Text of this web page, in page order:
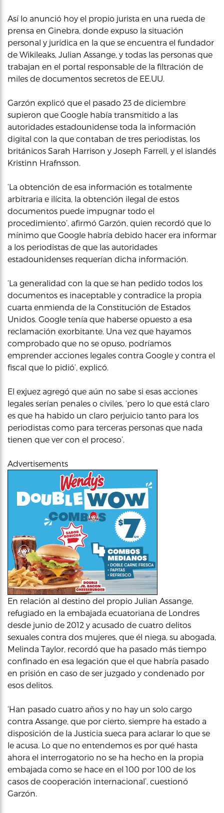
Así lo anunció hoy el propio jurista en una rueda de
prensa en Ginebra, donde expuso la situación
personal y jurídica en la que se encuentra el fundador
de Wikileaks, Julian Assange, y todas las personas que
trabajan en el portal responsable de la filtración de
miles de documentos secretos de EE.UU.
Garzón explicó que el pasado 23 de diciembre
supieron que Google había transmitido a las
autoridades estadounidense toda la información
digital con la que contaban de tres periodistas, los
británicos Sarah Harrison y Joseph Farrell, y el islandés
Kristinn Hrafnsson.
‘La obtención de esa información es totalmente
arbitraria e ilícita, la obtención ilegal de estos
documentos puede impugnar todo el
procedimiento’, afirmó Garzón, quien recordó que lo
mínimo que Google habría debido hacer era informar
a los periodistas de que las autoridades
estadounidenses requerían dicha información.
‘La generalidad con la que se han pedido todos los
documentos es inaceptable y contradice la propia
cuarta enmienda de la Constitución de Estados
Unidos. Google tenía que haberse opuesto a esa
reclamación exorbitante. Una vez que hayamos
comprobado que no se opuso, podríamos
emprender acciones legales contra Google y contra el
fiscal que lo pidió’, explicó.
El exjuez agregó que aún no sabe si esas acciones
legales serían penales o civiles, ‘pero lo que está claro
es que ha habido un claro perjuicio tanto para los
periodistas como para terceras personas que nada
tienen que ver con el proceso’.
Advertisements
En relación al destino del propio Julian Assange,
refugiado en la embajada ecuatoriana de Londres
desde junio de 2012 y acusado de cuatro delitos
sexuales contra dos mujeres, que él niega, su abogada,
Melinda Taylor, recordó que ha pasado más tiempo
confinado en esa legación que el que habría pasado
en prisión en caso de ser juzgado y condenado por
esos delitos.
‘Han pasado cuatro años y no hay un solo cargo
contra Assange, que por cierto, siempre ha estado a
disposición de la Justicia sueca para aclarar lo que se
le acusa. Lo que no entendemos es por qué hasta
ahora el interrogatorio no se ha hecho en la propia
embajada como se hace en el 100 por 100 de los
casos de cooperación internacional’, cuestionó
Garzón.